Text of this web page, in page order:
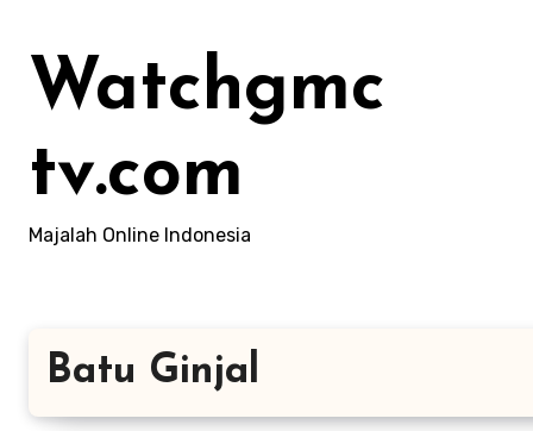
kontenWatchgmc
tv.com
Majalah Online Indonesia
Batu Ginjal